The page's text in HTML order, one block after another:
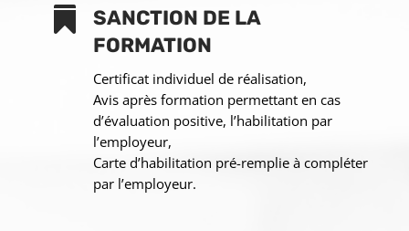

SANCTION DE LA
FORMATION
Certificat individuel de réalisation,
Avis après formation permettant en cas
d’évaluation positive, l’habilitation par
l’employeur,
Carte d’habilitation pré-remplie à compléter
par l’employeur.